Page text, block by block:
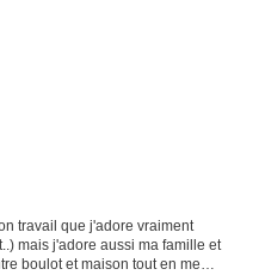
travail que j'adore vraiment
mais j'adore aussi ma famille et
boulot et maison tout en me